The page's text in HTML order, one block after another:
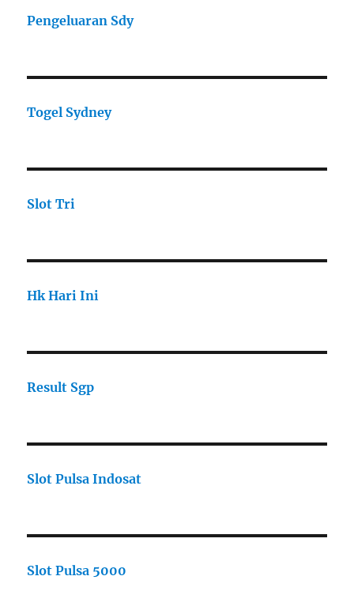
Pengeluaran Sdy
Togel Sydney
Slot Tri
Hk Hari Ini
Result Sgp
Slot Pulsa Indosat
Slot Pulsa 5000